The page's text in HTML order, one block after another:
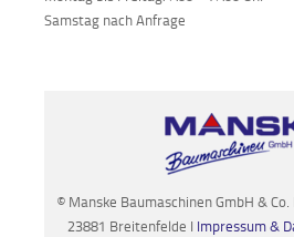
Anfahrt
Samstag nach Anfrage
© Manske Baumaschinen GmbH &
23881 Breitenfelde I Impressum &